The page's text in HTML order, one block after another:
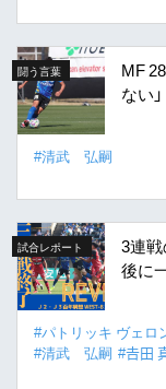
闘う言葉
MF
ない」
#清武 弘嗣
試合レポート
3連
後に
#パトリッキ ヴェロ
#清武 弘嗣 #𠮷田